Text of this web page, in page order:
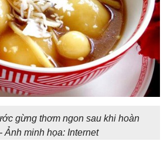
gừng thơm ngon sau khi hoàn
Ảnh minh họa: Internet